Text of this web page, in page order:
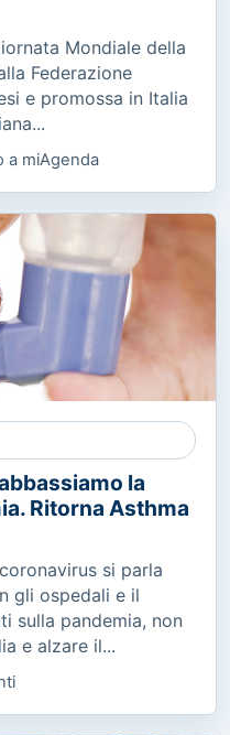
Mondiale della
Federazione
e promossa in Italia
a miAgenda
la
Ritorna Asthma
si parla
gli ospedali e il
sulla pandemia, non
e alzare il...